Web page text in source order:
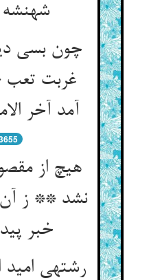
شهنشه
چون بسی
غربت
آمد آخر
هیچ از
نشد ** ز
خبر
رشته‏ی امید